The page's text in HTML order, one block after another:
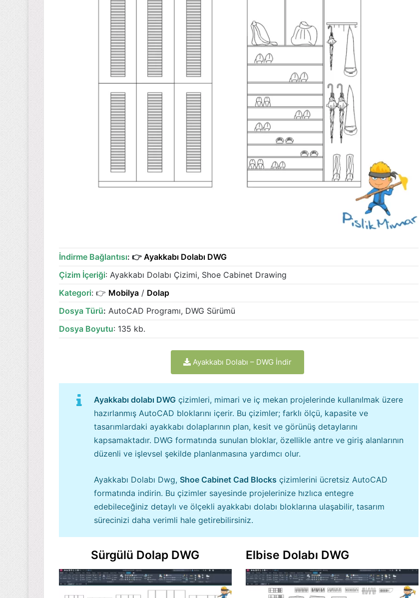
İndirme Bağlantısı: 👉 Ayakkabı Dolabı DWG
Çizim İçeriği: Ayakkabı Dolabı Çizimi, Shoe Cabinet Drawing
Kategori: 👉 Mobilya / Dolap
Dosya Türü: AutoCAD Programı, DWG Sürümü
Dosya Boyutu: 135 kb.
Ayakkabı Dolabı – DWG İndir
Ayakkabı dolabı DWG çizimleri, mimari ve iç mekan projelerinde kullanılmak üzere
hazırlanmış AutoCAD bloklarını içerir. Bu çizimler; farklı ölçü, kapasite ve
tasarımlardaki ayakkabı dolaplarının plan, kesit ve görünüş detaylarını
kapsamaktadır. DWG formatında sunulan bloklar, özellikle antre ve giriş alanlarının
düzenli ve işlevsel şekilde planlanmasına yardımcı olur.
Ayakkabı Dolabı Dwg, Shoe Cabinet Cad Blocks çizimlerini ücretsiz AutoCAD
formatında indirin. Bu çizimler sayesinde projelerinize hızlıca entegre
edebileceğiniz detaylı ve ölçekli ayakkabı dolabı bloklarına ulaşabilir, tasarım
sürecinizi daha verimli hale getirebilirsiniz.
Sürgülü Dolap DWG Elbise Dolabı DWG